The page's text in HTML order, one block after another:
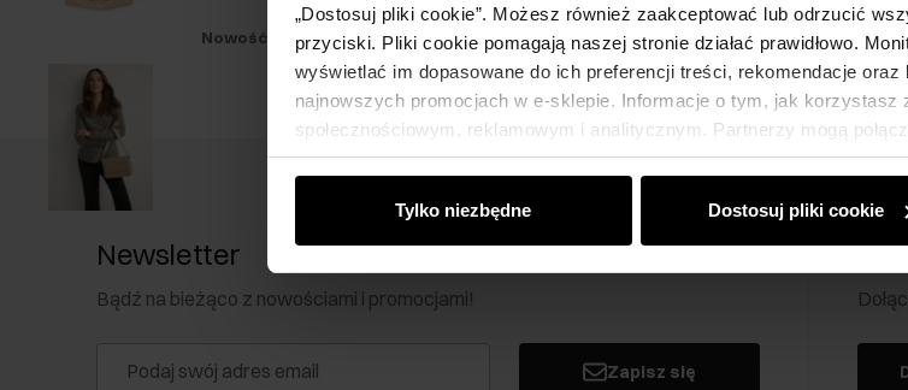
„Dostosuj pliki cookie”. Możesz również zaakceptować lub odrzucić
przyciski. Pliki cookie pomagają naszej stronie działać prawidłowo.
wyświetlać im dopasowane do ich preferencji treści, rekomendacje
najnowszych promocjach w e-sklepie. Informacje o tym, jak korzystasz
społecznościowym, reklamowym i analitycznym. Partnerzy mogą
od Ciebie lub uzyskanymi podczas korzystania z ich usług.
Tylko niezbędne Dostosuj pliki cookie
Nowość TYLKO ONLINE
Newsletter
Bądź na bieżąco z nowościami i promocjami!
Zapisz się